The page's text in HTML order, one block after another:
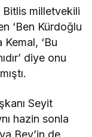
milletvekili
‘Ben Kürdoğlu
‘Bu
diye onu
Seyit
hazin sonla
Bey’in de